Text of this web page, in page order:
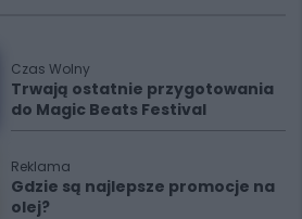
Czas Wolny
Trwają ostatnie przygotowania
do Magic Beats Festival
Reklama
Gdzie są najlepsze promocje na
olej?